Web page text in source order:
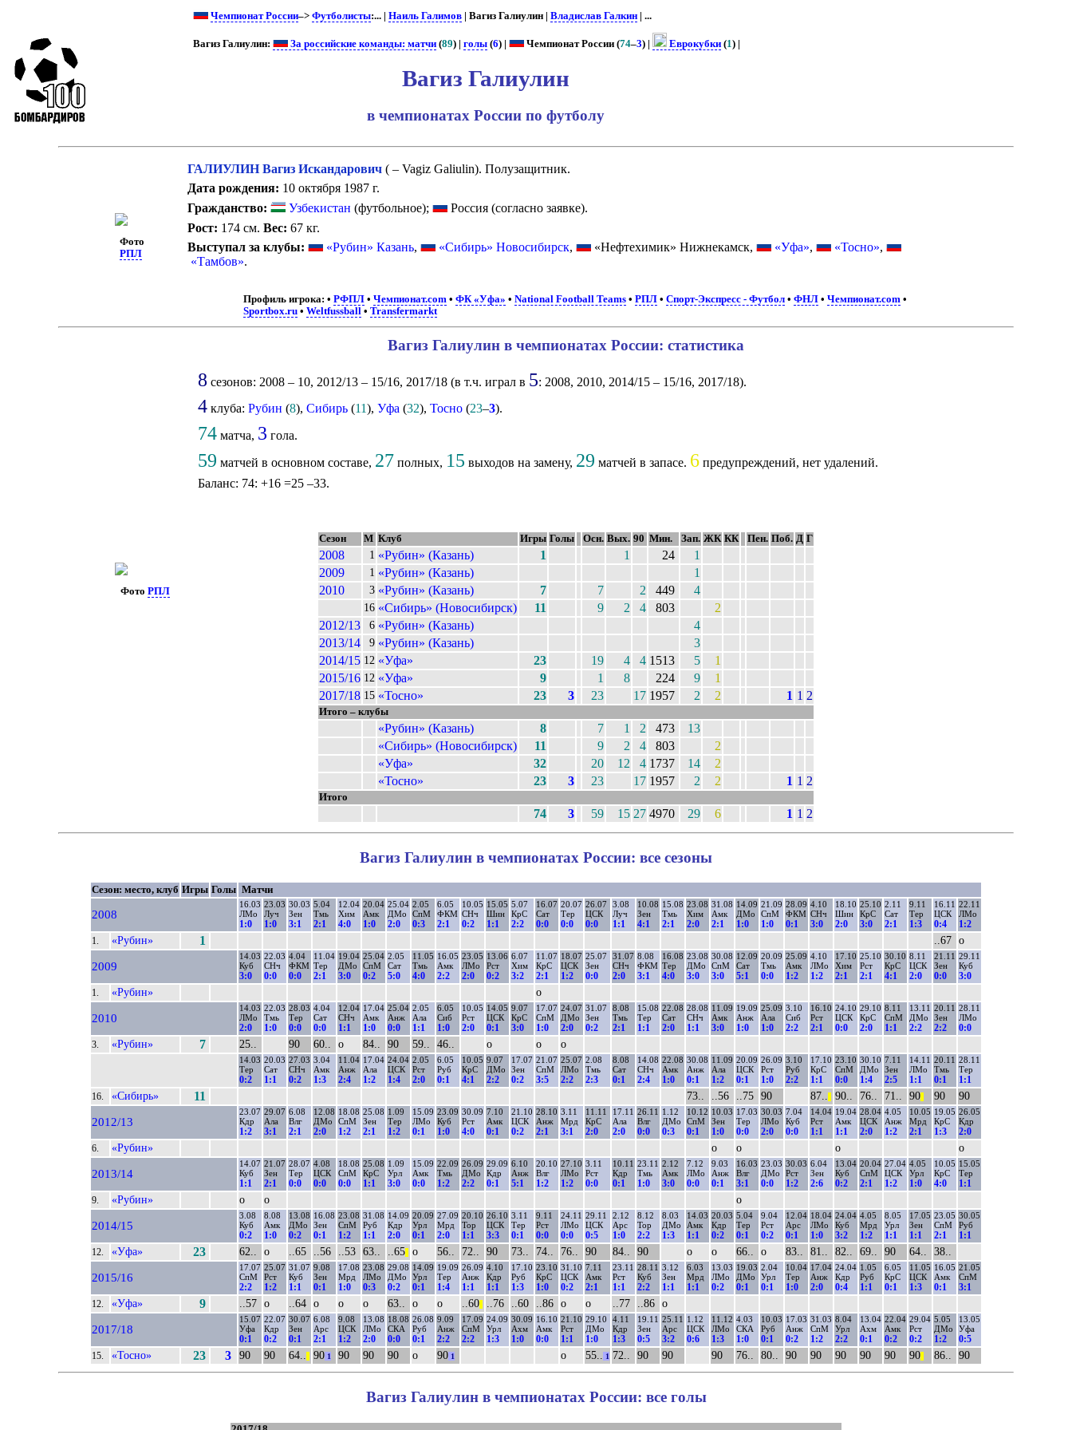
Чемпионат России–> Футболисты:... | Наиль Галимов| Вагиз Галиулин | Владислав Галкин| ...
Вагиз Галиулин: За российские команды: матчи(89) | голы(6) | Чемпионат России (74–3) | Еврокубки(1) |
Вагиз Галиулин
в чемпионатах России по футболу
Фото
РПЛ
ГАЛИУЛИН Вагиз Искандарович(– Vagiz Galiulin). Полузащитник.
Дата рождения: 10 октября 1987 г.
Гражданство:
Узбекистан (футбольное);
Россия (согласно заявке).
Рост: 174 см. Вес: 67 кг.
Выступал за клубы:
«Рубин» Казань, «Сибирь» Новосибирск, «Нефтехимик» Нижнекамск, «Уфа», «Тосно»,
«Тамбов».
Профиль игрока: • РФПЛ• Чемпионат.com• ФК «Уфа» • National Football Teams• РПЛ• Спорт-Экспресс - Футбол• ФНЛ• Чемпионат.com•
Sportbox.ru• Weltfussball• Transfermarkt
ФотоРПЛ
Вагиз Галиулин в чемпионатах России: статистика
8 сезонов: 2008 – 10, 2012/13 – 15/16, 2017/18 (в т.ч. играл в 5: 2008, 2010, 2014/15 – 15/16, 2017/18).
4 клуба:Рубин (8),Сибирь (11),Уфа (32),Тосно (23–3).
74 матча, 3 гола.
59 матчей в основном составе, 27 полных, 15 выходов на замену, 29 матчей в запасе. 6 предупреждений, нет удалений.
Баланс: 74: +16 =25 –33.
Сезон М Клуб Игры Голы Осн. Вых. 90 Мин. Зап. ЖК КК Пен. Поб. Д Г
2008 1 «Рубин» (Казань) 1 1 24
1
2009
1 «Рубин» (Казань)
1
2010
3 «Рубин» (Казань) 7 7 2 449 4
16 «Сибирь» (Новосибирск) 11 9 2 4 803
2
2012/13
6 «Рубин» (Казань)
4
2013/14
9 «Рубин» (Казань)
3
2014/15 12 «Уфа» 23 19 4 4 1513 5
1
2015/16 12 «Уфа» 9 1 8 224 9
1
2017/18 15 «Тосно» 23 3 23 17 1957 2 2 1 1 2
Итого – клубы
«Рубин» (Казань) 8 7 1 2 473
13
«Сибирь» (Новосибирск)
11 9 2 4 803
2
«Уфа»
32 20 12 4 1737 14
2
«Тосно»
23 3 23 17 1957 2 2 1 1 2
Итого
74 3 59 15 27 4970 29 6 1 1 2
Вагиз Галиулин в чемпионатах России: все сезоны
Сезон: место, клуб Игры Голы Матчи
2008
16.03
ЛМо
1:0
23.03
Луч
1:0
30.03
Зен
3:1
5.04
Тмь
2:1
12.04
Хим
4:0
20.04
Амк
1:0
25.04
ДМо
2:0
2.05
СпМ
0:3
6.05
ФКМ
2:1
10.05
СНч
0:2
15.05
Шин
1:1
5.07
КрС
2:2
16.07
Сат
0:0
20.07
Тер
0:0
26.07
ЦСК
0:0
3.08
Луч
1:1
10.08
Зен
4:1
15.08
Тмь
2:1
23.08
Хим
2:0
31.08
Амк
2:1
14.09
ДМо
1:0
21.09
СпМ
1:0
28.09
ФКМ
0:1
4.10
СНч
3:0
18.10
Шин
2:0
25.10
КрС
3:0
2.11
Сат
2:1
9.11
Тер
1:3
16.11
ЦСК
0:4
22.11
ЛМо
1:2
1. «Рубин» 1 ..67 о
2009
14.03
Куб
3:0
22.03
СНч
0:0
4.04
ФКМ
0:0
11.04
Тер
2:1
19.04
ДМо
3:0
25.04
СпМ
0:2
2.05
Сат
5:0
11.05
Тмь
4:0
16.05
Амк
2:2
23.05
ЛМо
2:0
13.06
Рст
0:2
6.07
Хим
3:2
11.07
КрС
2:1
18.07
ЦСК
1:2
25.07
Зен
0:0
31.07
СНч
2:0
8.08
ФКМ
3:1
16.08
Тер
4:0
23.08
ДМо
3:0
30.08
СпМ
3:0
12.09
Сат
5:1
20.09
Тмь
0:0
25.09
Амк
1:2
4.10
ЛМо
1:2
17.10
Хим
2:1
25.10
Рст
2:1
30.10
КрС
4:1
8.11
ЦСК
2:0
21.11
Зен
0:0
29.11
Куб
3:0
1. «Рубин» о
2010
14.03
ЛМо
2:0
22.03
Тмь
1:0
28.03
Тер
0:0
4.04
Сат
0:0
12.04
СНч
1:1
17.04
Амк
1:0
25.04
Анж
0:0
2.05
Ала
1:1
6.05
Сиб
1:0
10.05
Рст
2:0
14.05
ЦСК
0:1
9.07
КрС
3:0
17.07
СпМ
1:0
24.07
ДМо
2:0
31.07
Зен
0:2
8.08
Тмь
2:1
15.08
Тер
1:1
22.08
Сат
2:0
28.08
СНч
1:1
11.09
Амк
3:0
19.09
Анж
1:0
25.09
Ала
1:0
3.10
Сиб
2:2
16.10
Рст
2:1
24.10
ЦСК
0:0
29.10
КрС
2:0
8.11
СпМ
1:1
13.11
ДМо
2:2
20.11
Зен
2:2
28.11
ЛМо
0:0
3. «Рубин» 7 25.. 90 60.. о 84.. 90 59.. 46.. о о о
14.03
Тер
0:2
20.03
Сат
1:1
27.03
СНч
0:2
3.04
Амк
1:3
11.04
Анж
2:4
17.04
Ала
1:2
24.04
ЦСК
1:4
2.05
Рст
2:0
6.05
Руб
0:1
10.05
КрС
4:1
9.07
ДМо
2:2
17.07
Зен
0:2
21.07
СпМ
3:5
25.07
ЛМо
2:2
2.08
Тмь
2:3
8.08
Сат
0:1
14.08
СНч
2:4
22.08
Амк
1:0
30.08
Анж
0:1
11.09
Ала
1:2
20.09
ЦСК
0:1
26.09
Рст
1:0
3.10
Руб
2:2
17.10
КрС
1:1
23.10
СпМ
0:0
30.10
ДМо
1:4
7.11
Зен
2:5
14.11
ЛМо
1:1
20.11
Тмь
0:1
28.11
Тер
1:1
16. «Сибирь» 11 73.. ..56 ..75 90 87.. 90.. 76.. 71.. 90 90 90
2012/13
23.07
Кдр
1:2
29.07
Ала
3:1
6.08
Влг
2:1
12.08
ДМо
2:0
18.08
СпМ
1:2
25.08
Зен
2:1
1.09
Тер
1:2
15.09
ЛМо
0:1
23.09
Куб
1:0
30.09
Рст
4:0
7.10
Амк
0:1
21.10
ЦСК
0:2
28.10
Анж
2:1
3.11
Мрд
3:1
11.11
КрС
2:0
17.11
Ала
2:0
26.11
Влг
0:0
1.12
ДМо
0:3
10.12
СпМ
0:1
10.03
Зен
1:0
17.03
Тер
0:0
30.03
ЛМо
2:0
7.04
Куб
0:0
14.04
Рст
1:1
19.04
Амк
1:1
28.04
ЦСК
2:0
4.05
Анж
1:2
10.05
Мрд
2:1
19.05
КрС
1:3
26.05
Кдр
2:0
6. «Рубин» о о о о
2013/14
14.07
Куб
1:1
21.07
Зен
2:1
28.07
Тер
0:0
4.08
ЦСК
0:0
18.08
СпМ
0:0
25.08
КрС
1:1
1.09
Урл
3:0
15.09
Амк
0:0
22.09
Тмь
1:2
26.09
ДМо
2:2
29.09
Кдр
0:1
6.10
Анж
5:1
20.10
Влг
1:2
27.10
ЛМо
1:2
3.11
Рст
0:0
10.11
Кдр
0:1
23.11
Тмь
1:0
2.12
Амк
3:0
7.12
ЛМо
0:0
9.03
Анж
0:1
16.03
Влг
3:1
23.03
ДМо
0:0
30.03
Рст
1:2
6.04
Зен
2:6
13.04
Куб
0:2
20.04
СпМ
2:1
27.04
ЦСК
1:2
4.05
Урл
1:0
10.05
КрС
4:0
15.05
Тер
1:1
9. «Рубин» о о о
2014/15
3.08
Куб
0:2
8.08
Амк
1:0
13.08
ДМо
0:2
16.08
Зен
0:1
23.08
СпМ
1:2
31.08
Руб
1:1
14.09
Кдр
2:0
20.09
Урл
0:1
27.09
Мрд
2:0
20.10
Тор
1:1
26.10
ЦСК
3:3
3.11
Тер
0:1
9.11
Рст
0:0
24.11
ЛМо
0:0
29.11
ЦСК
0:5
2.12
Арс
1:0
8.12
Тор
2:2
8.03
ДМо
1:3
14.03
Амк
1:1
20.03
Кдр
0:2
5.04
Тер
0:1
9.04
Рст
0:2
12.04
Арс
0:1
18.04
ЛМо
1:0
24.04
Куб
3:2
4.05
Мрд
1:2
8.05
Урл
1:1
17.05
Зен
1:1
23.05
СпМ
2:1
30.05
Руб
1:1
12. «Уфа» 23 62.. о ..65 ..56 ..53 63.. ..65 о 56.. 72.. 90 73.. 74.. 76.. 90 84.. 90 о о 66.. о 83.. 81.. 82.. 69.. 90 64.. 38..
2015/16
17.07
СпМ
2:2
25.07
Рст
1:2
31.07
Куб
1:1
9.08
Зен
0:1
17.08
Мрд
1:0
23.08
ЛМо
0:3
29.08
ДМо
0:2
14.09
Урл
0:1
19.09
Тер
1:4
26.09
Анж
1:1
4.10
Кдр
1:1
17.10
Руб
1:3
23.10
КрС
1:0
31.10
ЦСК
0:2
7.11
Амк
2:1
23.11
Рст
1:1
28.11
Куб
2:2
3.12
Зен
1:1
6.03
Мрд
1:1
13.03
ЛМо
0:2
19.03
ДМо
0:1
2.04
Урл
0:1
10.04
Тер
1:0
17.04
Анж
2:0
24.04
Кдр
0:4
1.05
Руб
1:1
6.05
КрС
0:1
11.05
ЦСК
1:3
16.05
Амк
0:1
21.05
СпМ
3:1
12. «Уфа» 9 ..57 о ..64 о о о 63.. о о ..60 ..76 ..60 ..86 о о ..77 ..86 о
2017/18
15.07
Уфа
0:1
22.07
Кдр
0:2
30.07
Зен
0:1
6.08
Арс
2:1
9.08
ЦСК
1:2
13.08
ЛМо
2:0
18.08
СКА
0:0
26.08
Руб
0:1
9.09
Анж
2:2
17.09
СпМ
2:2
24.09
Урл
1:3
30.09
Ахм
1:0
16.10
Амк
0:0
21.10
Рст
1:1
29.10
ДМо
1:0
4.11
Кдр
1:3
19.11
Зен
0:5
25.11
Арс
3:2
1.12
ЦСК
0:6
11.12
ЛМо
1:3
4.03
СКА
1:0
10.03
Руб
0:1
17.03
Анж
0:2
31.03
СпМ
1:2
8.04
Урл
2:2
13.04
Ахм
0:1
22.04
Амк
0:2
29.04
Рст
0:2
5.05
ДМо
1:2
13.05
Уфа
0:5
15. «Тосно» 23 3 90 90 64.. 90 1 90 90 90 о 90 1 о 55.. 1 72.. 90 90 90 76.. 80.. 90 90 90 90 90 90 86.. 90
Вагиз Галиулин в чемпионатах России: все голы